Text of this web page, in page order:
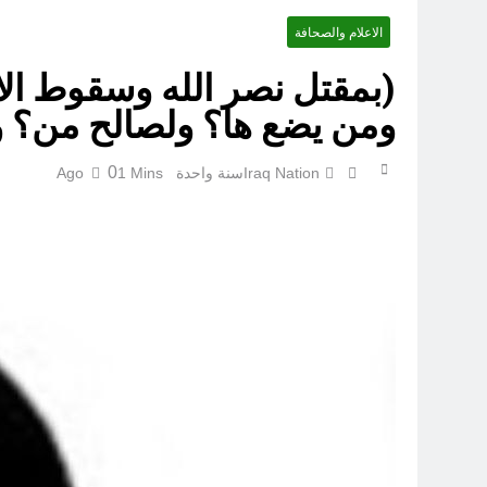
الاعلام والصحافة
(بمقتل نصر الله وسقوط
ومن يضع ها؟ ولصالح
Iraq Nationسنة واحدة Ago 01 Mins